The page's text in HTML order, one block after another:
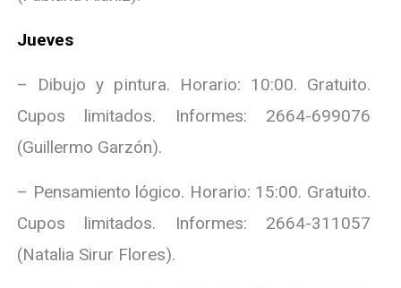
Jueves
– Dibujo y pintura. Horario: 10:00. Gratuito.
Cupos limitados. Informes: 2664-699076
(Guillermo Garzón).
– Pensamiento lógico. Horario: 15:00. Gratuito.
Cupos limitados. Informes: 2664-311057
(Natalia Sirur Flores).